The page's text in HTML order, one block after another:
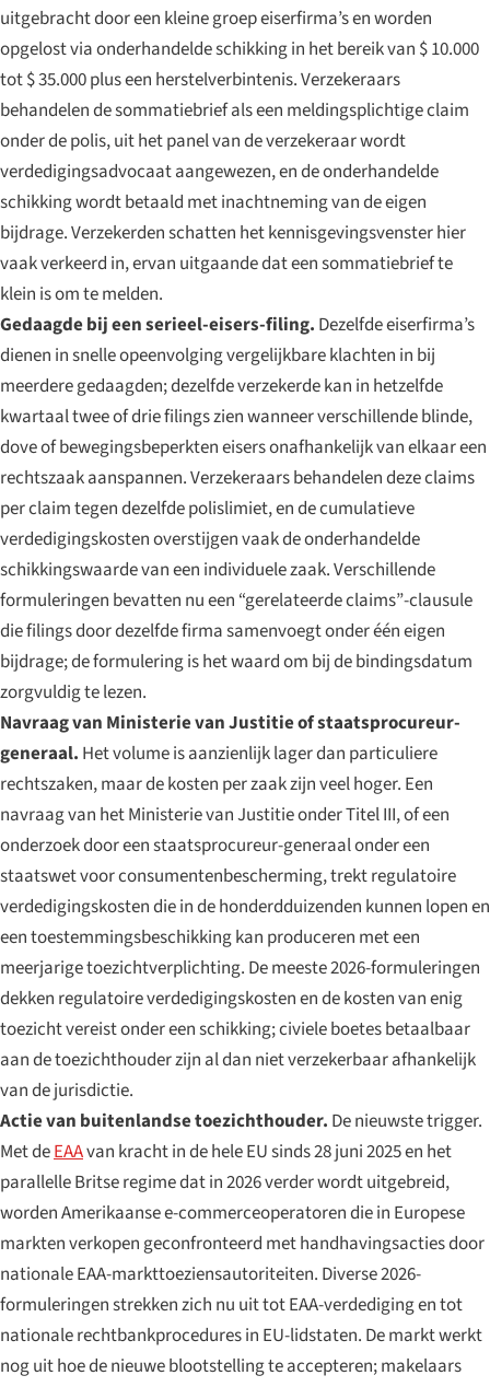
uitgebracht door een kleine groep eiserfirma’s en worden
opgelost via onderhandelde schikking in het bereik van $ 10.000
tot $ 35.000 plus een herstelverbintenis. Verzekeraars
behandelen de sommatiebrief als een meldingsplichtige claim
onder de polis, uit het panel van de verzekeraar wordt
verdedigingsadvocaat aangewezen, en de onderhandelde
schikking wordt betaald met inachtneming van de eigen
bijdrage. Verzekerden schatten het kennisgevingsvenster hier
vaak verkeerd in, ervan uitgaande dat een sommatiebrief te
klein is om te melden.
Gedaagde bij een serieel-eisers-filing. Dezelfde eiserfirma’s
dienen in snelle opeenvolging vergelijkbare klachten in bij
meerdere gedaagden; dezelfde verzekerde kan in hetzelfde
kwartaal twee of drie filings zien wanneer verschillende blinde,
dove of bewegingsbeperkten eisers onafhankelijk van elkaar een
rechtszaak aanspannen. Verzekeraars behandelen deze claims
per claim tegen dezelfde polislimiet, en de cumulatieve
verdedigingskosten overstijgen vaak de onderhandelde
schikkingswaarde van een individuele zaak. Verschillende
formuleringen bevatten nu een “gerelateerde claims”-clausule
die filings door dezelfde firma samenvoegt onder één eigen
bijdrage; de formulering is het waard om bij de bindingsdatum
zorgvuldig te lezen.
Navraag van Ministerie van Justitie of staatsprocureur-
generaal. Het volume is aanzienlijk lager dan particuliere
rechtszaken, maar de kosten per zaak zijn veel hoger. Een
navraag van het Ministerie van Justitie onder Titel III, of een
onderzoek door een staatsprocureur-generaal onder een
staatswet voor consumentenbescherming, trekt regulatoire
verdedigingskosten die in de honderdduizenden kunnen lopen en
een toestemmingsbeschikking kan produceren met een
meerjarige toezichtverplichting. De meeste 2026-formuleringen
dekken regulatoire verdedigingskosten en de kosten van enig
toezicht vereist onder een schikking; civiele boetes betaalbaar
aan de toezichthouder zijn al dan niet verzekerbaar afhankelijk
van de jurisdictie.
Actie van buitenlandse toezichthouder. De nieuwste trigger.
Met deEAAvan kracht in de hele EU sinds 28 juni 2025 en het
parallelle Britse regime dat in 2026 verder wordt uitgebreid,
worden Amerikaanse e-commerceoperatoren die in Europese
markten verkopen geconfronteerd met handhavingsacties door
nationale EAA-markttoeziensautoriteiten. Diverse 2026-
formuleringen strekken zich nu uit tot EAA-verdediging en tot
nationale rechtbankprocedures in EU-lidstaten. De markt werkt
nog uit hoe de nieuwe blootstelling te accepteren; makelaars